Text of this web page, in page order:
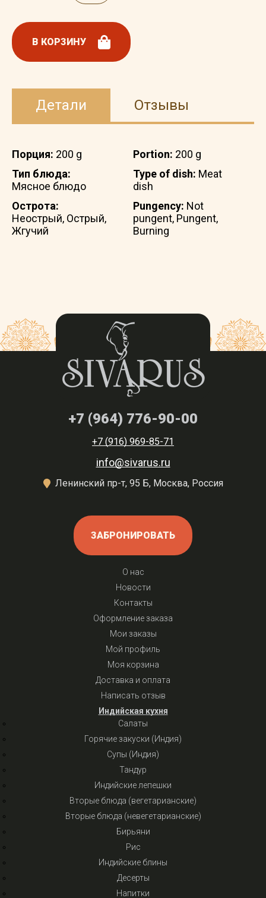
В КОРЗИНУ
Детали Отзывы
Порция: 200 g
Тип блюда:
Мясное блюдо
Острота:
Неострый, Острый,
Жгучий
Portion: 200 g
Type of dish: Meat
dish
Pungency: Not
pungent, Pungent,
Burning
+7 (964) 776-90-00
+7 (916) 969-85-71
info@sivarus.ru
Ленинский пр-т, 95 Б, Москва, Россия
ЗАБРОНИРОВАТЬ
О нас
Новости
Контакты
Оформление заказа
Мои заказы
Мой профиль
Моя корзина
Доставка и оплата
Написать отзыв
Индийская кухня
Салаты
Горячие закуски (Индия)
Супы (Индия)
Тандур
Индийские лепешки
Вторые блюда (вегетарианские)
Вторые блюда (невегетарианские)
Бирьяни
Рис
Индийские блины
Десерты
Напитки